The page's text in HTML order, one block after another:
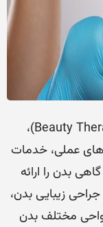
یا بیوتی تراپیست (Beauty Therapist)،
عملی، خدمات
بدن را ارائه
زیبایی بدن،
مختلف بدن